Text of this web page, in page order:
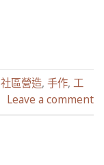
社區營造, 手作, 工
Leave a comment